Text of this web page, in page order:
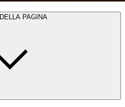
PAGINA